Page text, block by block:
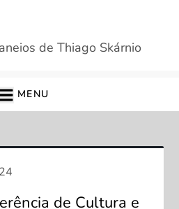
de Thiago Skárnio
MENU
de Cultura e